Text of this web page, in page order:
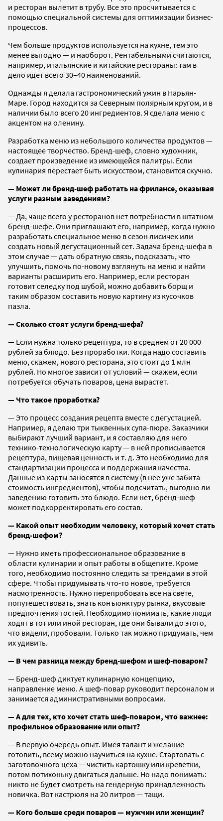
и ресторан вылетит в трубу. Все это просчитывается с
помощью специальной системы для оптимизации бизнес-
процессов.
Чем больше продуктов используется на кухне, тем это
менее выгодно — и наоборот. Рентабельными считаются,
например, итальянские и китайские рестораны: там в
дело идет всего 30–40 наименований.
Однажды я делала гастрономический ужин в Нарьян-
Маре. Город находится за Северным полярным кругом, и в
наличии было всего 20 ингредиентов. Я сделала меню с
акцентом на оленину.
Разработка меню из небольшого количества продуктов —
настоящее творчество. Бренд-шеф, словно художник,
создает произведение из имеющейся палитры. Если
кулинария перестает быть искусством, становится скучно.
— Может ли бренд-шеф работать на фрилансе, оказывая
услуги разным заведениям?
— Да, чаще всего у ресторанов нет потребности в штатном
бренд-шефе. Они приглашают его, например, когда нужно
разработать специальное меню в сезон лисичек или
создать новый дегустационный сет. Задача бренд-шефа в
этом случае — дать обратную связь, подсказать, что
улучшить, помочь по-новому взглянуть на меню и найти
варианты расширить его. Например, если ресторан
готовит селедку под шубой, можно добавить борщ и
таким образом составить новую картину из кусочков
пазла.
— Сколько стоят услуги бренд-шефа?
— Если нужна только рецептура, то в среднем от 20 000
рублей за блюдо. Без проработки. Когда надо составить
меню, скажем, нового ресторана, это стоит до 1 млн
рублей. Но многое зависит от условий — скажем, если
потребуется обучать поваров, цена вырастет.
— Что такое проработка?
— Это процесс создания рецепта вместе с дегустацией.
Например, я делаю три тыквенных супа-пюре. Заказчики
выбирают лучший вариант, и я составляю для него
технико-технологическую карту — в ней прописывается
рецептура, пищевая ценность и т. д. Это необходимо для
стандартизации процесса и поддержания качества.
Данные из карты заносятся в систему (в нее уже забита
стоимость ингредиентов), чтобы подсчитать, выгодно ли
заведению готовить это блюдо. Если нет, бренд-шеф
может подкорректировать его состав.
— Какой опыт необходим человеку, который хочет стать
бренд-шефом?
— Нужно иметь профессиональное образование в
области кулинарии и опыт работы в общепите. Кроме
того, необходимо постоянно следить за трендами в этой
сфере. Чтобы придумывать что-то новое, требуется
насмотренность. Нужно перепробовать все на свете,
попутешествовать, знать конъюнктуру рынка, вкусовые
предпочтения гостей. Необходимо понимать, какие люди
ходят в тот или иной ресторан, где они бывали до этого,
что видели, пробовали. Только так можно придумать, чем
их удивить.
— В чем разница между бренд-шефом и шеф-поваром?
— Бренд-шеф диктует кулинарную концепцию,
направление меню. А шеф-повар руководит персоналом и
занимается административными вопросами.
— А для тех, кто хочет стать шеф-поваром, что важнее:
профильное образование или опыт?
— В первую очередь опыт. Имея талант и желание
готовить, всему можно научиться на кухне. Стартовать с
заготовочного цеха — чистить картошку или креветки,
потом потихоньку двигаться дальше. Но надо понимать:
никто не будет смотреть на гендерную принадлежность
новичка. Вот кастрюля на 20 литров — тащи.
— Кого больше среди поваров — мужчин или женщин?